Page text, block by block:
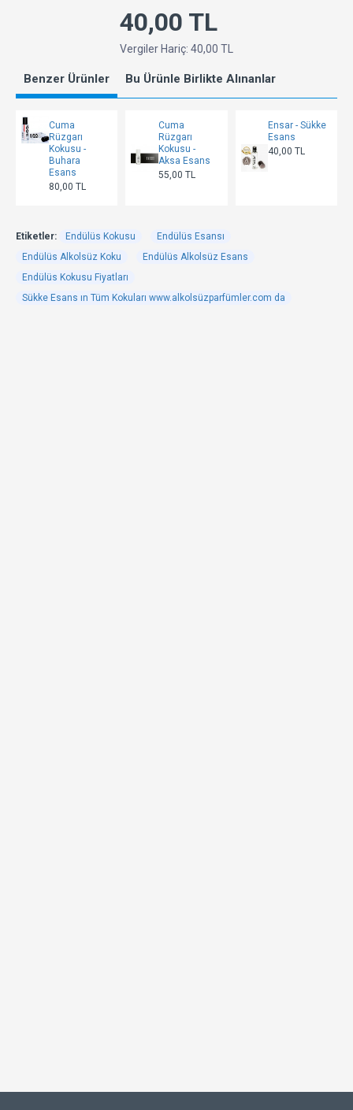
40,00 TL
Vergiler Hariç: 40,00 TL
Benzer Ürünler Bu Ürünle Birlikte Alınanlar
Cuma
Rüzgarı
Kokusu -
Buhara
Esans
80,00 TL
Cuma
Rüzgarı
Kokusu -
Aksa Esans
55,00 TL
Ensar - Sükke
Esans
40,00 TL
Etiketler: Endülüs Kokusu
Endülüs Esansı
Endülüs Alkolsüz Koku
Endülüs Alkolsüz Esans
Endülüs Kokusu Fiyatları
Sükke Esans ın Tüm Kokuları www.alkolsüzparfümler.com da